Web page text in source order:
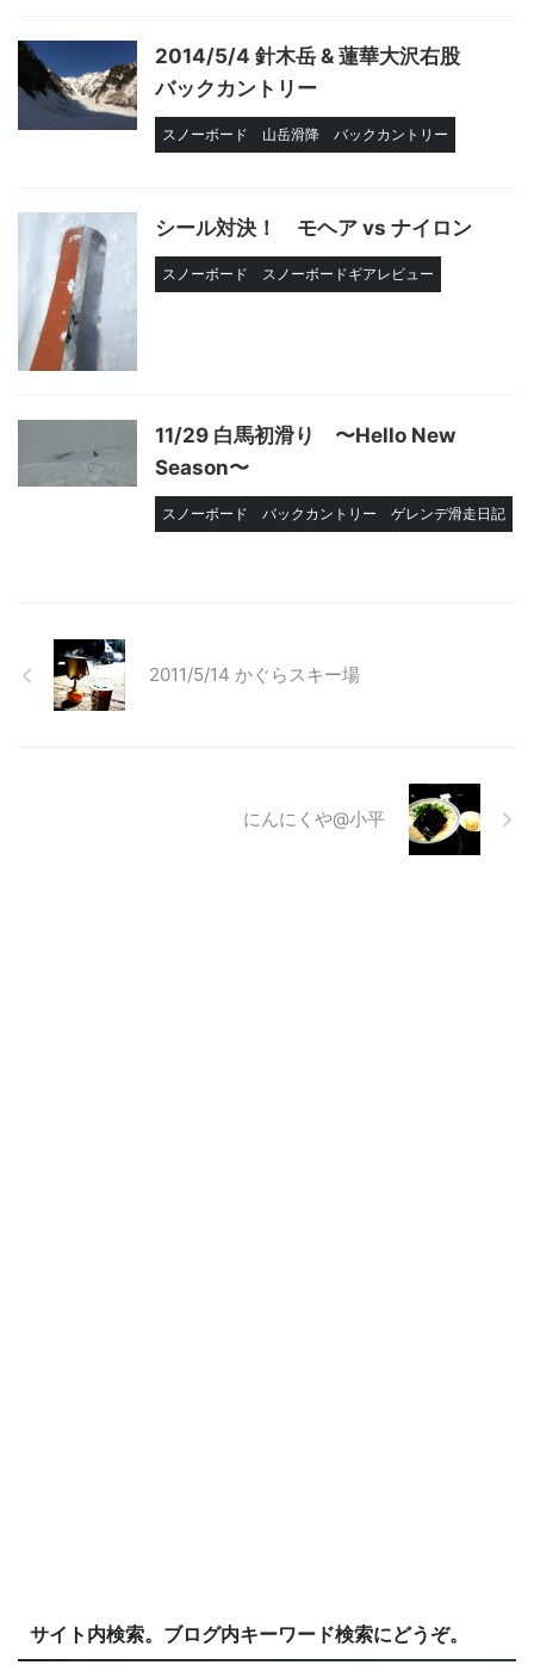
2014/5/4 針木岳 & 蓮華大沢右股
バックカントリー
スノーボード 山岳滑降 バックカントリー
シール対決！ モヘア vs ナイロン
スノーボード スノーボードギアレビュー
11/29 白馬初滑り 〜Hello New
Season〜
スノーボード バックカントリー ゲレンデ滑走日記
2011/5/14 かぐらスキー場
にんにくや@小平
サイト内検索。ブログ内キーワード検索にどうぞ。